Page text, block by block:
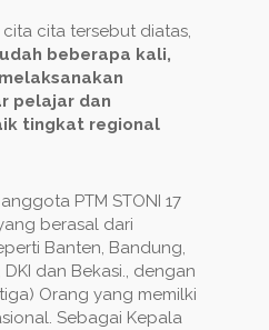
cita tersebut diatas,
beberapa kali,
pelajar dan
tingkat regional
PTM STONI 17
berasal dari
Banten, Bandung,
dan Bekasi., dengan
Orang yang memilki
Sebagai Kepala